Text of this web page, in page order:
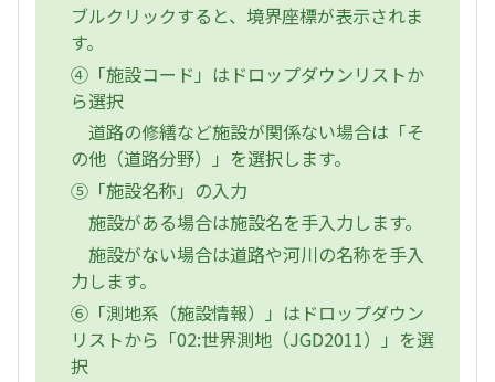
ブルクリックすると、境界座標が表示されま
す。
④「施設コード」はドロップダウンリストか
ら選択
道路の修繕など施設が関係ない場合は「そ
の他（道路分野）」を選択します。
⑤「施設名称」の入力
施設がある場合は施設名を手入力します。
施設がない場合は道路や河川の名称を手入
力します。
⑥「測地系（施設情報）」はドロップダウン
リストから「02:世界測地（JGD2011）」を選
択